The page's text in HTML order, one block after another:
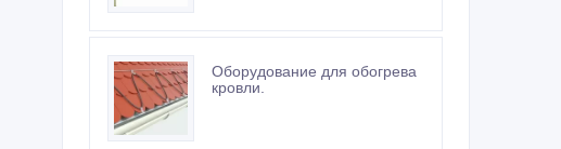
Оборудование для обогрева
кровли.